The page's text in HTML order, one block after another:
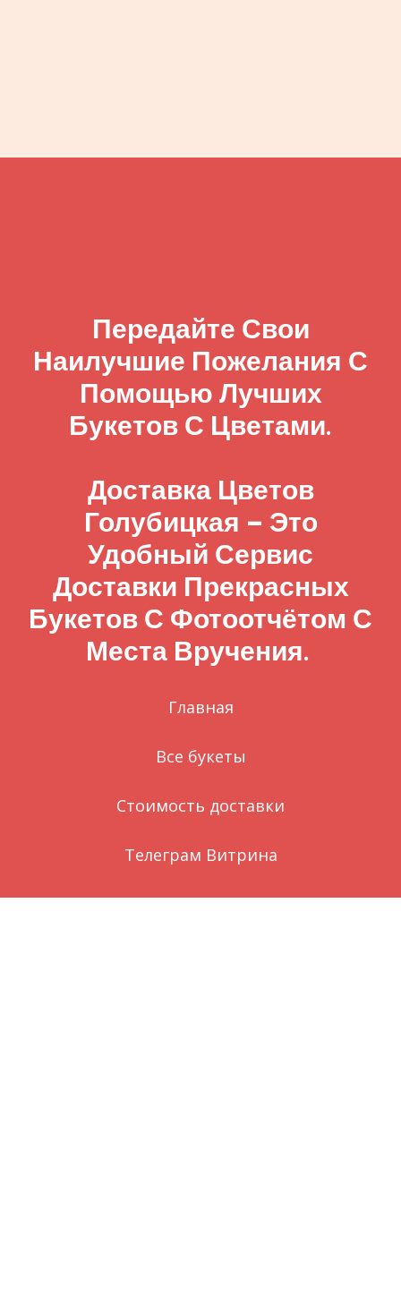
Передайте Свои
Наилучшие Пожелания С
Помощью Лучших
Букетов С Цветами.
Доставка Цветов
Голубицкая – Это
Удобный Сервис
Доставки Прекрасных
Букетов С Фотоотчётом С
Места Вручения.
Главная
Все букеты
Стоимость доставки
Телеграм Витрина
Заказ через WhatsApp